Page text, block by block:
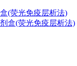
(荧光免疫层析法)
盒(荧光免疫层析法)